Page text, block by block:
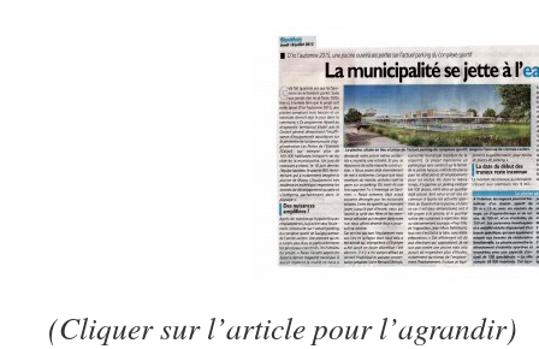
(Cliquer sur l’article pour l’agrandir)